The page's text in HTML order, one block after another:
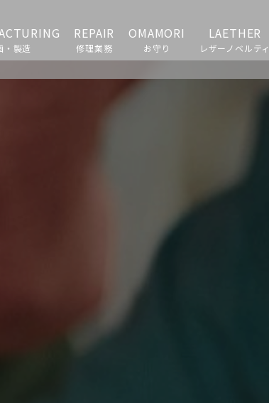
・製造
REPAIR
修理業務
OMAMORI
お守り
LAETHER
レザーノベルティ